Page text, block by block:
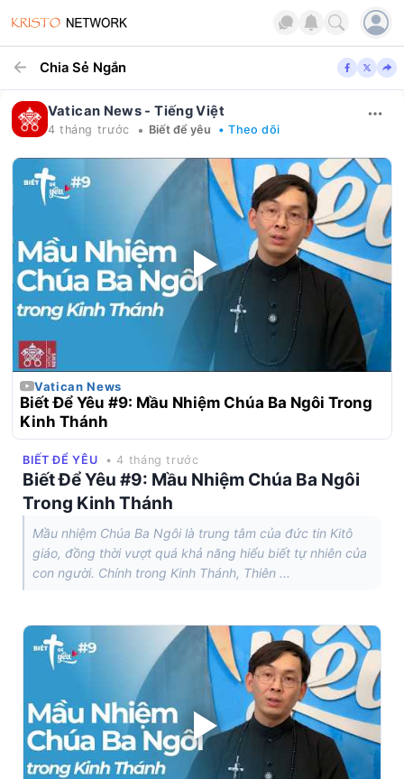
Chia Sẻ Ngắn
Vatican News - Tiếng Việt
4 tháng trước • Biết để yêu • Theo dõi
Vatican News
Biết Để Yêu #9: Mầu Nhiệm Chúa Ba Ngôi Trong
Kinh Thánh
BIẾT ĐỂ YÊU • 4 tháng trước
Biết Để Yêu #9: Mầu Nhiệm Chúa Ba Ngôi
Trong Kinh Thánh
Mầu nhiệm Chúa Ba Ngôi là trung tâm của đức tin Kitô
giáo, đồng thời vượt quá khả năng hiểu biết tự nhiên của
con người. Chính trong Kinh Thánh, Thiên ...